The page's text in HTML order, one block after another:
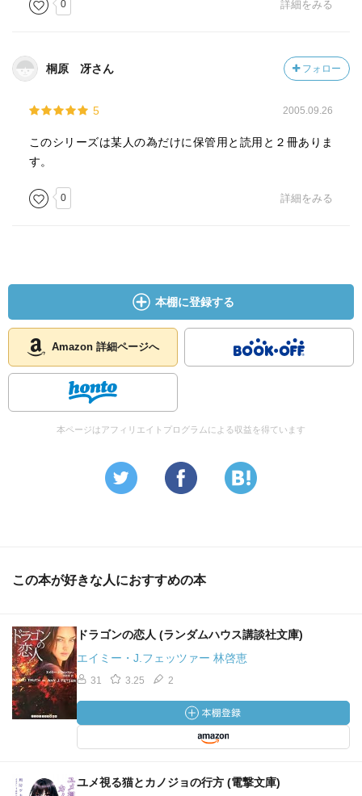
0 詳細をみる
桐原 冴さん フォロー
5 2005.09.26
このシリーズは某人の為だけに保管用と読用と２冊ありま
す。
0 詳細をみる
本棚に登録する
Amazon 詳細ページへ
本ページはアフィリエイトプログラムによる収益を得ています
この本が好きな人におすすめの本
ドラゴンの恋人 (ランダムハウス講談社文庫)
エイミー・J.フェッツァー 林啓恵
31 3.25 2
ユメ視る猫とカノジョの行方 (電撃文庫)